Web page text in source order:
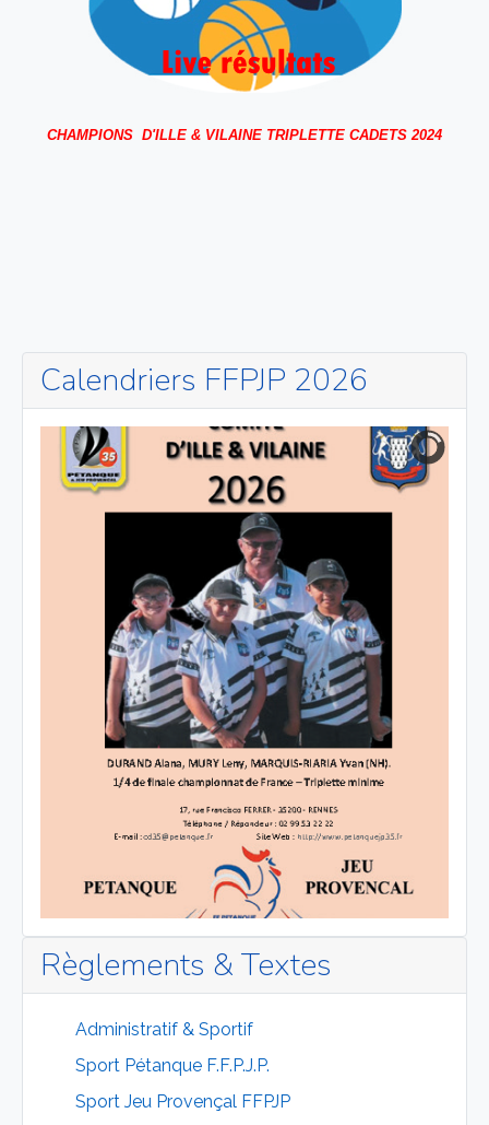
CHAMPIONS D'ILLE & VILAINE TRIPLETTE CADETS2024
Calendriers FFPJP 2026
Règlements & Textes
Administratif & Sportif
Sport Pétanque F.F.P.J.P.
Sport Jeu Provençal FFPJP